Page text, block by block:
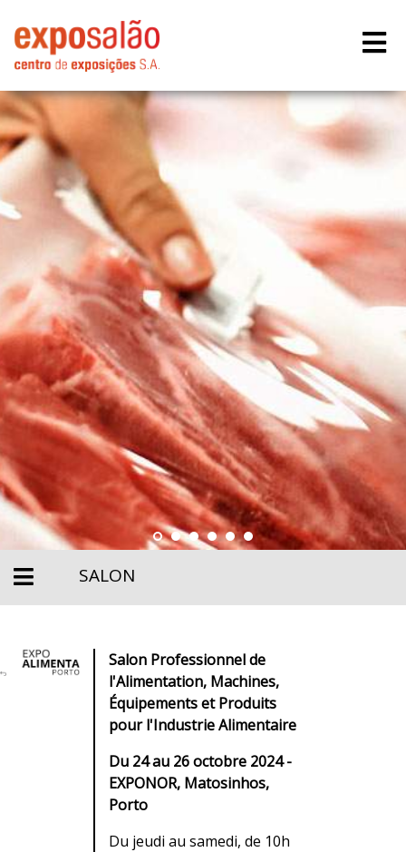
SALON
Salon Professionnel de
l'Alimentation, Machines,
Équipements et Produits
pour l'Industrie Alimentaire
Du 24 au 26 octobre 2024 -
EXPONOR, Matosinhos,
Porto
Du jeudi au samedi, de 10h